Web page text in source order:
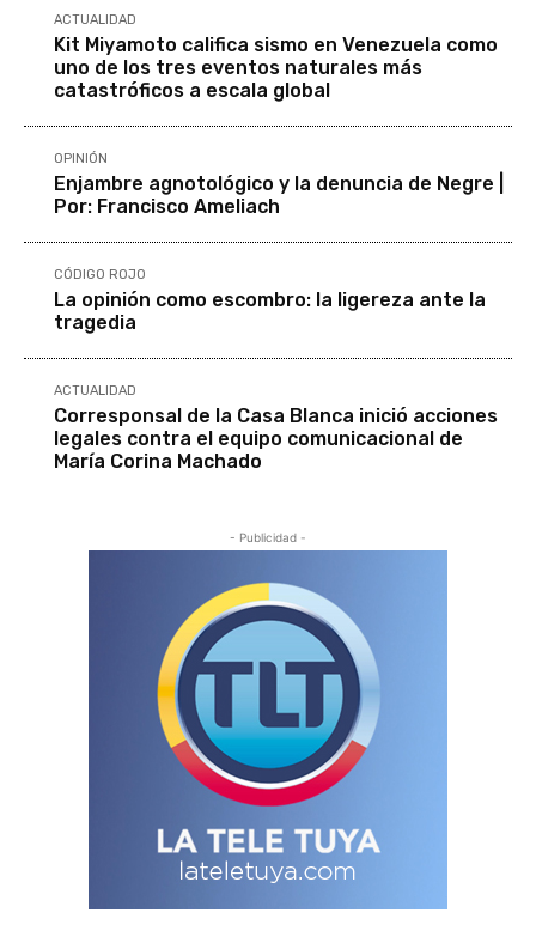
ACTUALIDAD
Kit Miyamoto califica sismo en Venezuela como
uno de los tres eventos naturales más
catastróficos a escala global
OPINIÓN
Enjambre agnotológico y la denuncia de Negre |
Por: Francisco Ameliach
CÓDIGO ROJO
La opinión como escombro: la ligereza ante la
tragedia
ACTUALIDAD
Corresponsal de la Casa Blanca inició acciones
legales contra el equipo comunicacional de
María Corina Machado
- Publicidad -